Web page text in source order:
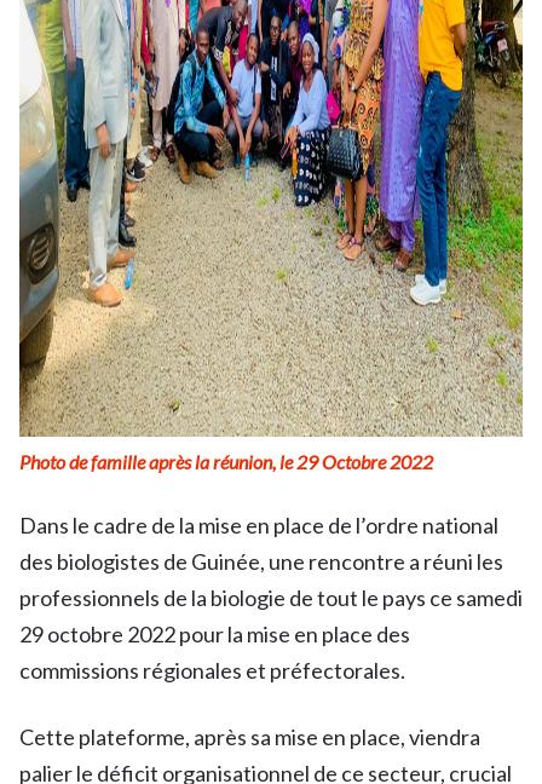
Photo de famille après la réunion, le 29 Octobre 2022
Dans le cadre de la mise en place de l’ordre national
des biologistes de Guinée, une rencontre a réuni les
professionnels de la biologie de tout le pays ce samedi
29 octobre 2022 pour la mise en place des
commissions régionales et préfectorales.
Cette plateforme, après sa mise en place, viendra
palier le déficit organisationnel de ce secteur, crucial